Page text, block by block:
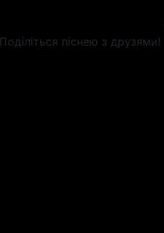
Поділіться піснею з друзями!